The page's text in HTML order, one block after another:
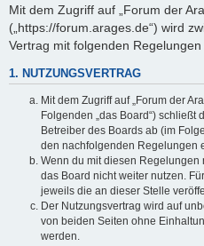
Mit dem Zugriff auf „Forum der
(„https://forum.arages.de“) wird
Vertrag mit folgenden
1. NUTZUNGSVERTRAG
Mit dem Zugriff auf „Forum der
Folgenden „das Board“)
Betreiber des Boards ab (im
den nachfolgenden Regelungen
Wenn du mit diesen Regelungen
das Board nicht weiter nutzen.
jeweils die an dieser Stelle
Der Nutzungsvertrag wird auf
von beiden Seiten ohne
werden.